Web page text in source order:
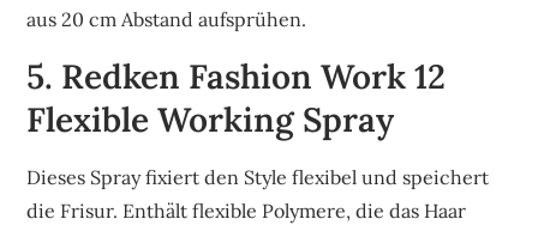
aus 20 cm Abstand aufsprühen.
5. Redken Fashion Work 12
Flexible Working Spray
Dieses Spray fixiert den Style flexibel und speichert
die Frisur. Enthält flexible Polymere, die das Haar